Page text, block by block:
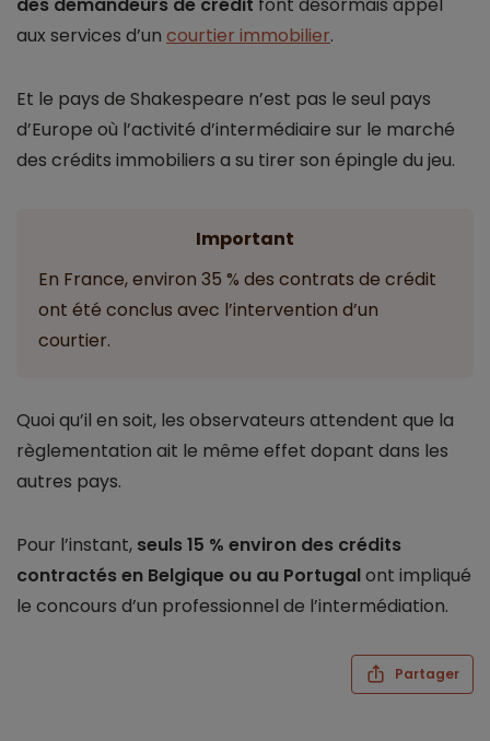
aux services d’un courtier immobilier.
Et le pays de Shakespeare n’est pas le seul pays
d’Europe où l’activité d’intermédiaire sur le marché
des crédits immobiliers a su tirer son épingle du jeu.
Important
En France, environ 35 % des contrats de crédit
ont été conclus avec l’intervention d’un
courtier.
Quoi qu’il en soit, les observateurs attendent que la
règlementation ait le même effet dopant dans les
autres pays.
Pour l’instant, seuls 15 % environ des crédits
contractés en Belgique ou au Portugalont impliqué
le concours d’un professionnel de l’intermédiation.
Partager